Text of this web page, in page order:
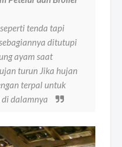
tenda tapi
ditutupi
ayam saat
turun Jika hujan
terpal untuk
dalamnya